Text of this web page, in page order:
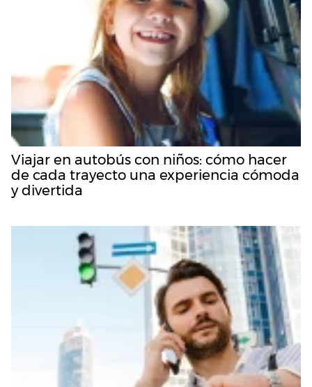
Viajar en autobús con niños: cómo hacer
de cada trayecto una experiencia cómoda
y divertida